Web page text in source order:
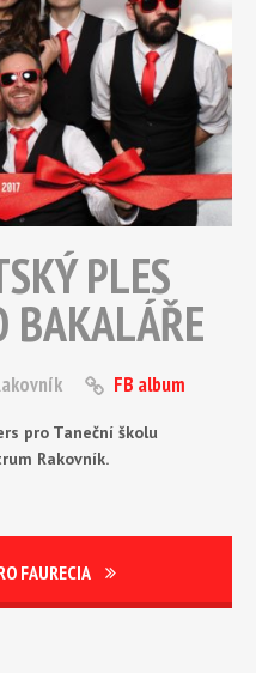
PLES
BAKALÁŘE
FB album
pro Taneční školu
Rakovník.
FAURECIA